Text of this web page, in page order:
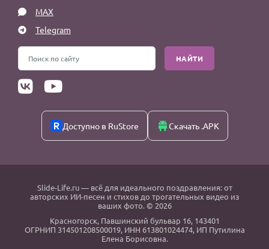
MAX
Telegram
НАЙТИ
Доступно в RuStore Скачать .APK
Slide-Life.ru— всё для идеального поздравления: от
авторских ИИ-песен и стихов до трогательных видео из
ваших фото. © 2026
Красногорск, Павшинский бульвар 16, 143401
ОГРНИП 314501208500019, ИНН 613801024474, ИП Путилина
Елена Борисовна.